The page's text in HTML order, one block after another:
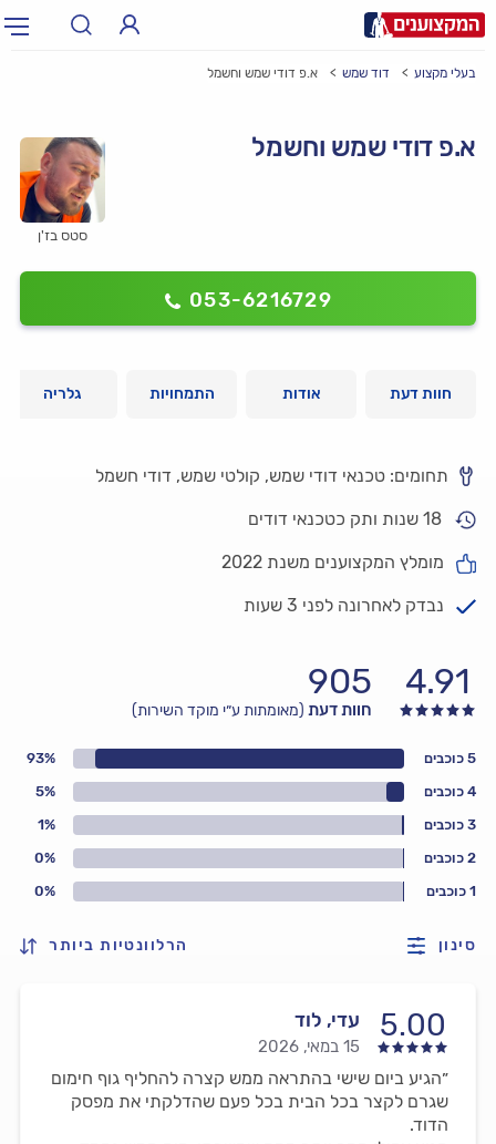
בעלי מקצוע דוד שמש א.פ דודי שמש וחשמל
סטס בז'ן
א.פ דודי שמש וחשמל
053-6216729
חוות דעת אודות התמחויות גלריה
תחומים: טכנאי דודי שמש, קולטי שמש, דודי חשמל
18 שנות ותק כטכנאי דודים
מומלץ המקצוענים משנת 2022
נבדק לאחרונה לפני 3 שעות
4.91
905
חוות דעת (מאומתות ע״י מוקד השירות)
1 כוכבים 0%
2 כוכבים 0%
3 כוכבים 1%
4 כוכבים 5%
5 כוכבים 93%
סינון הרלוונטיות ביותר
5.00 עדי, לוד
15 במאי, 2026
״הגיע ביום שישי בהתראה ממש קצרה להחליף גוף חימום
שגרם לקצר בכל הבית בכל פעם שהדלקתי את מפסק
הדוד.